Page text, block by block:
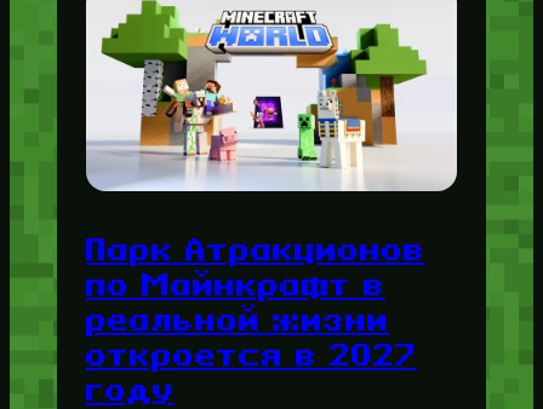
Парк Атракционов
по Майнкрафт в
реальной жизни
откроется в 2027
году